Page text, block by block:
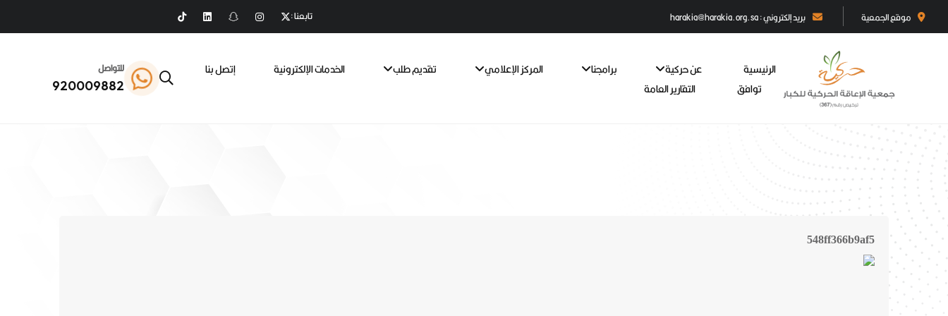
موقع الجمعية بريد إلكتروني : harakia@harakia.org.sa تابعنا :
الرئيسية عن حركية برامجنا المركز الإعلامي تقديم طلب الخدمات الإلكترونية
إتصل بنا
توافق
التقارير العامة
للتواصل
920009882
548ff366b9af5